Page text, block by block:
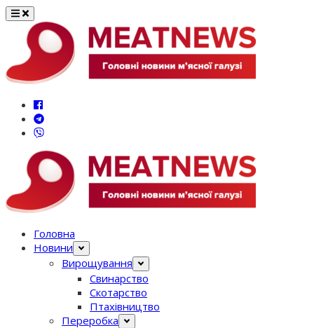
Перейти
вмісту
Головна
Новини
Вирощування
Свинарство
Скотарство
Птахівництво
Переробка